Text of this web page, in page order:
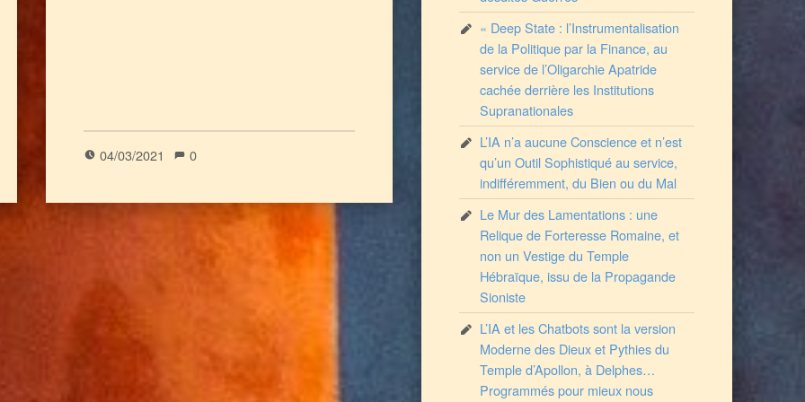
04/03/2021 0
« Deep State : l’Instrumentalisation
de la Politique par la Finance, au
service de l’Oligarchie Apatride
cachée derrière les Institutions
Supranationales
L’IA n’a aucune Conscience et n’est
qu’un Outil Sophistiqué au service,
indifféremment, du Bien ou du Mal
Le Mur des Lamentations : une
Relique de Forteresse Romaine, et
non un Vestige du Temple
Hébraïque, issu de la Propagande
Sioniste
L’IA et les Chatbots sont la version
Moderne des Dieux et Pythies du
Temple d’Apollon, à Delphes…
Programmés pour mieux nous